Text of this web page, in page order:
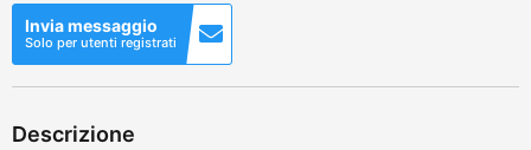
Invia messaggio
Solo per utenti registrati
Descrizione